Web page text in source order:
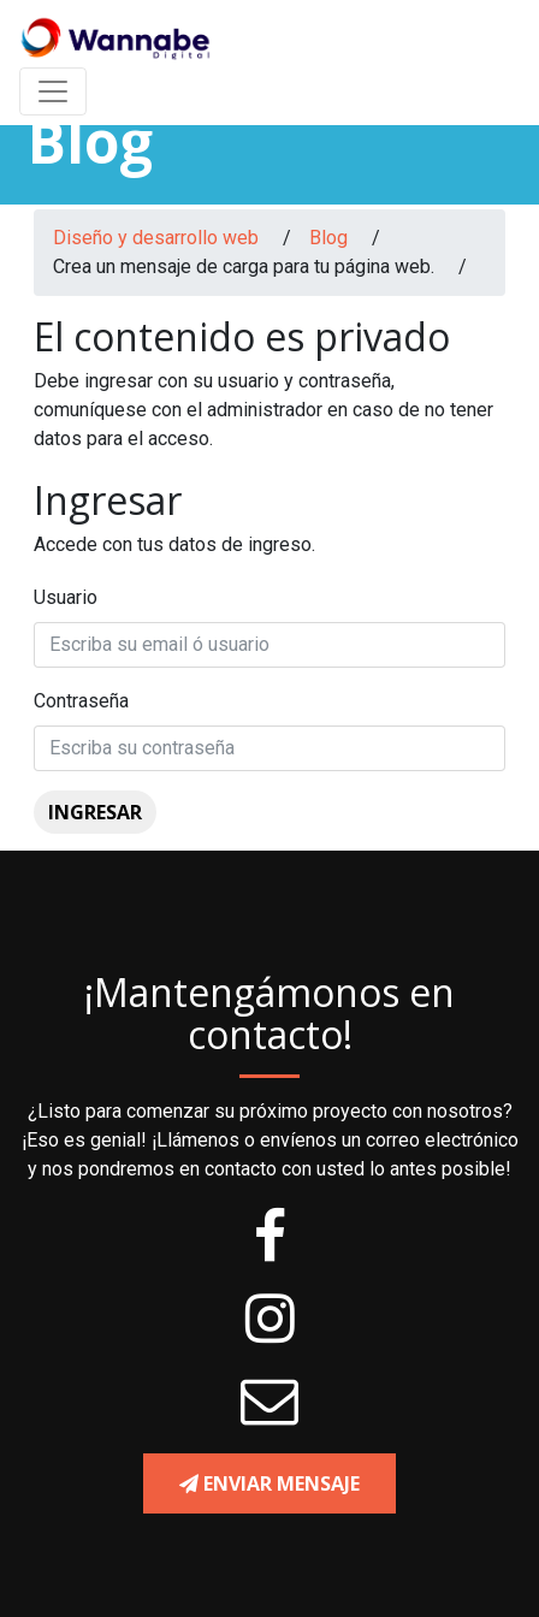
Blog
Diseño y desarrollo web / Blog
/
Crea un mensaje de carga para tu página web. /
El contenido es privado
Debe ingresar con su usuario y contraseña,
comuníquese con el administrador en caso de no tener
datos para el acceso.
Ingresar
Accede con tus datos de ingreso.
Usuario
Contraseña
INGRESAR
¡Mantengámonos en
contacto!
¿Listo para comenzar su próximo proyecto con nosotros?
¡Eso es genial! ¡Llámenos o envíenos un correo electrónico
y nos pondremos en contacto con usted lo antes posible!
ENVIAR MENSAJE